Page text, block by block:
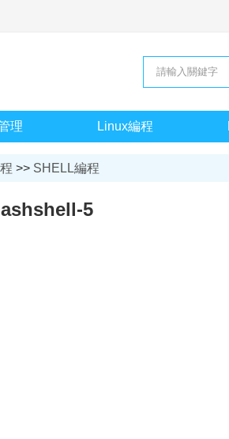
理 Linux編程
>> SHELL編程
5